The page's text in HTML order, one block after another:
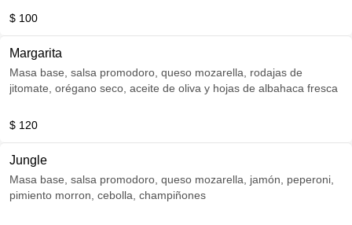
$ 100
Margarita
Masa base, salsa promodoro, queso mozarella, rodajas de
jitomate, orégano seco, aceite de oliva y hojas de albahaca fresca
$ 120
Jungle
Masa base, salsa promodoro, queso mozarella, jamón, peperoni,
pimiento morron, cebolla, champiñones